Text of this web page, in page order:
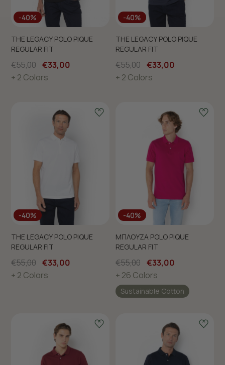
-40%
THE LEGACY POLO PIQUE
REGULAR FIT
€55,00 €33,00
+ 2 Colors
-40%
THE LEGACY POLO PIQUE
REGULAR FIT
€55,00 €33,00
+ 2 Colors
-40%
THE LEGACY POLO PIQUE
REGULAR FIT
€55,00 €33,00
+ 2 Colors
-40%
ΜΠΛΟΥΖΑ POLO PIQUE
REGULAR FIT
€55,00 €33,00
+ 26 Colors
Sustainable Cotton